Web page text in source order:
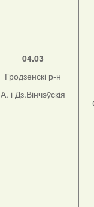
04.03
Гродзенскі р-н
А. і Дз.Вінчэўскія